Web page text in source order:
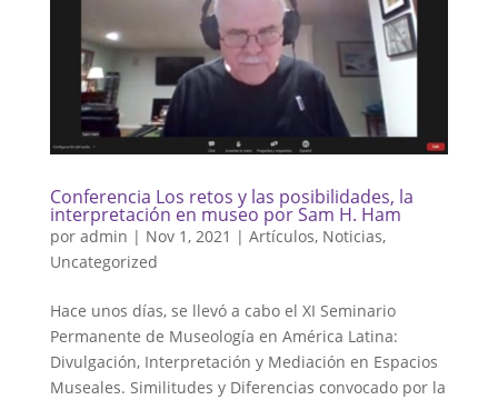
Conferencia Los retos y las posibilidades, la
interpretación en museo por Sam H. Ham
por admin | Nov 1, 2021 | Artículos, Noticias,
Uncategorized
Hace unos días, se llevó a cabo el XI Seminario
Permanente de Museología en América Latina:
Divulgación, Interpretación y Mediación en Espacios
Museales. Similitudes y Diferencias convocado por la